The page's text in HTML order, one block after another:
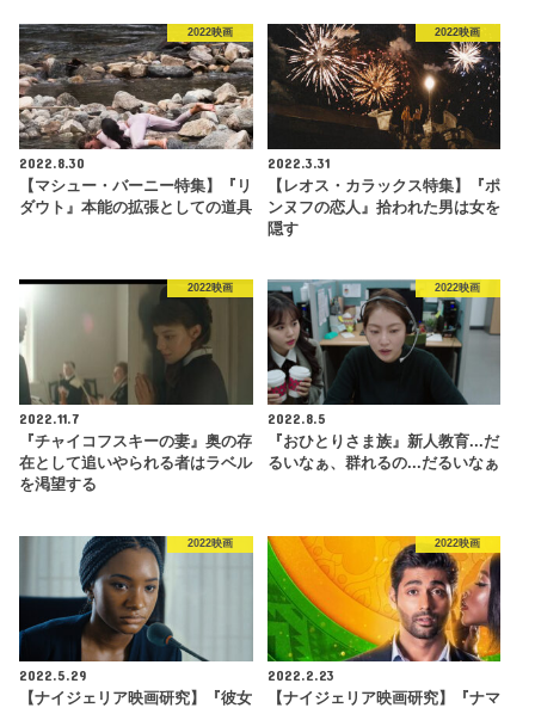
2022映画
2022.8.30
【マシュー・バーニー特集】『リ
ダウト』本能の拡張としての道具
2022映画
2022.3.31
【レオス・カラックス特集】『ポ
ンヌフの恋人』拾われた男は女を
隠す
2022映画
2022.11.7
『チャイコフスキーの妻』奥の存
在として追いやられる者はラベル
を渇望する
2022映画
2022.8.5
『おひとりさま族』新人教育...だ
るいなぁ、群れるの...だるいなぁ
2022映画
2022.5.29
【ナイジェリア映画研究】『彼女
2022映画
2022.2.23
【ナイジェリア映画研究】『ナマ